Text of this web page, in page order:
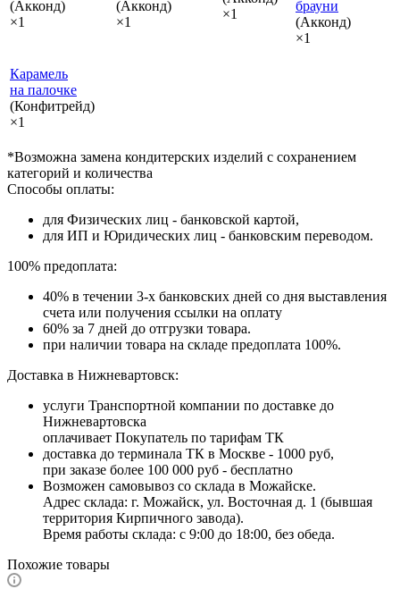
(Акконд)
×1
(Акконд)
×1
×1
брауни
(Акконд)
×1
Карамель
на палочке
(Конфитрейд)
×1
*Возможна замена кондитерских изделий с сохранением
категорий и количества
Способы оплаты:
для Физических лиц - банковской картой,
для ИП и Юридических лиц - банковским переводом.
100% предоплата:
40% в течении 3-х банковских дней со дня выставления
счета или получения ссылки на оплату
60% за 7 дней до отгрузки товара.
при наличии товара на складе предоплата 100%.
Доставка в Нижневартовск:
услуги Транспортной компании по доставке до
Нижневартовска
оплачивает Покупатель по тарифам ТК
доставка до терминала ТК в Москве - 1000 руб,
при заказе более 100 000 руб - бесплатно
Возможен самовывоз со склада в Можайске.
Адрес склада: г. Можайск, ул. Восточная д. 1 (бывшая
территория Кирпичного завода).
Время работы склада: с 9:00 до 18:00, без обеда.
Похожие товары